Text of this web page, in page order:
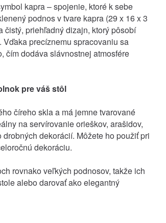
kapra – spojenie, ktoré k sebe
podnos v tvare kapra (29 x 16 x 3
čistý, priehľadný dizajn, ktorý pôsobí
precíznemu spracovaniu sa
čím dodáva slávnostnej atmosfére
pre váš stôl
číreho skla a má jemne tvarované
na servírovanie orieškov, arašidov,
dekorácií. Môžete ho použiť pri
dekoráciu.
rovnako veľkých podnosov, takže ich
alebo darovať ako elegantný